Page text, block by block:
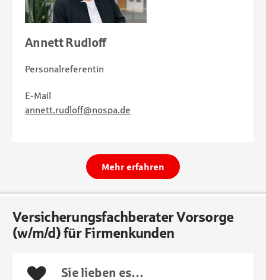
Annett Rudloff
Personalreferentin
E-Mail
annett.rudloff@nospa.de
Mehr erfahren
Versicherungsfachberater Vorsorge
(w/m/d) für Firmenkunden
Sie lieben es…